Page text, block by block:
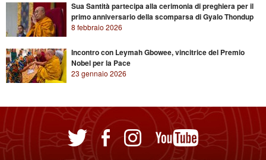
Sua Santità partecipa alla cerimonia di preghiera per il
primo anniversario della scomparsa di Gyalo Thondup
8 febbraio 2026
Incontro con Leymah Gbowee, vincitrice del Premio
Nobel per la Pace
23 gennaio 2026